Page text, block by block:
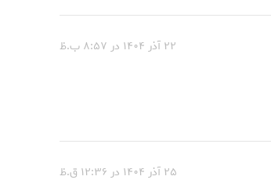
۲۲ آذر ۱۴۰۴ در ۸:۵۷ ب.ظ
۲۵ آذر ۱۴۰۴ در ۱۲:۳۶ ق.ظ